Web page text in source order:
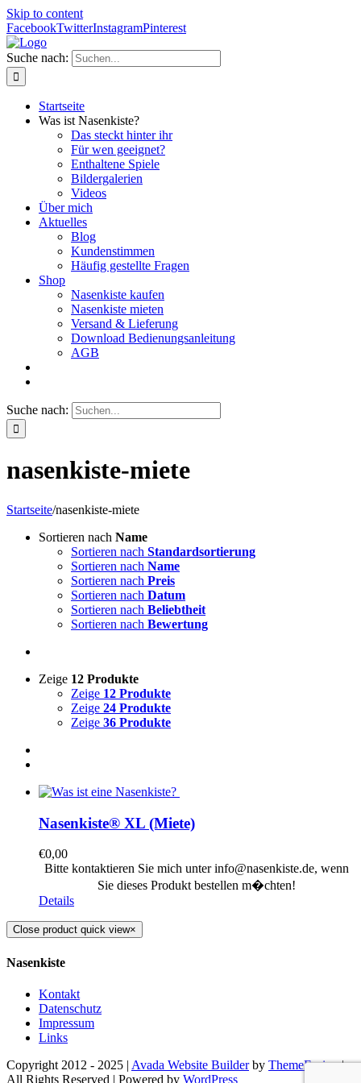
Skip to content
FacebookTwitterInstagramPinterest
Suche nach:
Startseite
Was ist Nasenkiste?
Das steckt hinter ihr
Für wen geeignet?
Enthaltene Spiele
Bildergalerien
Videos
Über mich
Aktuelles
Blog
Kundenstimmen
Häufig gestellte Fragen
Shop
Nasenkiste kaufen
Nasenkiste mieten
Versand & Lieferung
Download Bedienungsanleitung
AGB
Suche nach:
nasenkiste-miete
Startseite/nasenkiste-miete
Sortieren nach Name
Sortieren nach Standardsortierung
Sortieren nach Name
Sortieren nach Preis
Sortieren nach Datum
Sortieren nach Beliebtheit
Sortieren nach Bewertung
Zeige 12 Produkte
Zeige 12 Produkte
Zeige 24 Produkte
Zeige 36 Produkte
Nasenkiste® XL (Miete)
€0,00
Bitte kontaktieren Sie mich unter info@nasenkiste.de, wenn
Sie dieses Produkt bestellen m�chten!
Details
Close product quick view×
Nasenkiste
Kontakt
Datenschutz
Impressum
Links
Copyright 2012 - 2025 | Avada Website Builderby ThemeFusion|
All Rights Reserved | Powered by WordPress